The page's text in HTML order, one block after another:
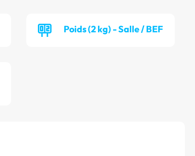
Poids (2 kg) - Salle / BEF